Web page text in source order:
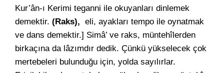
Kur’ân-ı Kerimi teganni ile okuyanları dinlemek
demektir. (Raks), eli, ayakları tempo ile oynatmak
ve dans demektir.] Simâ’ ve raks, müntehîlerden
birkaçına da lâzımdır dedik. Çünkü yükselecek çok
mertebeleri bulunduğu için, yolda sayılırlar.